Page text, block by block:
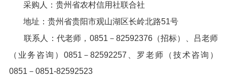
采购人：贵州省农村信用社联合社
地址：贵州省贵阳市观山湖区长岭北路51号
联系人：代老师，0851－82592376（招标）、吕老师
（业务咨询）0851－82592257、罗老师（技术咨询）
0851－0851-82592523